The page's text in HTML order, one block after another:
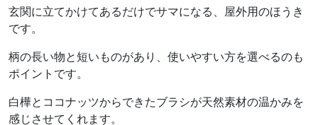
玄関に立てかけてあるだけでサマになる、屋外用のほうき
です。
柄の長い物と短いものがあり、使いやすい方を選べるのも
ポイントです。
白樺とココナッツからできたブラシが天然素材の温かみを
感じさせてくれます。